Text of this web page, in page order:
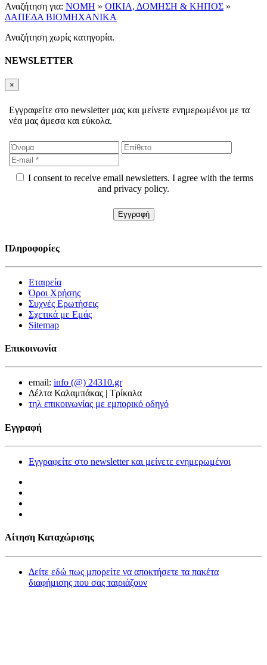
Αναζήτηση για: ΝΟΜΗ » ΟΙΚΙΑ, ΔΟΜΗΣΗ & ΚΗΠΟΣ »
ΔΑΠΕΔΑ ΒΙΟΜΗΧΑΝΙΚΑ
Αναζήτηση χωρίς κατηγορία.
NEWSLETTER
×
Εγγραφείτε στο newsletter μας και μείνετε ενημερωμένοι με τα
νέα μας άμεσα και εύκολα.
I consent to receive email newsletters. I agree with the terms
and privacy policy.
Πληροφορίες
Εταιρεία
Όροι Χρήσης
Συχνές Ερωτήσεις
Σχετικά με Εμάς
Sitemap
Επικοινωνία
email: info (@) 24310.gr
Δέλτα Καλαμπάκας | Τρίκαλα
τηλ επικοινωνίας με εμπορικό οδηγό
Εγγραφή
Εγγραφείτε στο newsletter και μείνετε ενημερωμένοι
Αίτηση Καταχώρισης
Δείτε εδώ πως μπορείτε να αποκτήσετε τα πακέτα
διαφήμισης που σας ταιριάζουν